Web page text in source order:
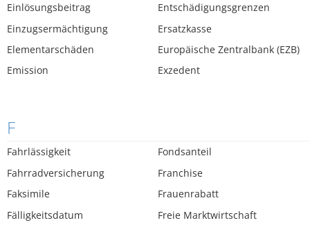
Einlösungsbeitrag
Einzugsermächtigung
Elementarschäden
Emission
Entschädigungsgrenzen
Ersatzkasse
Europäische Zentralbank (EZB)
Exzedent
F
Fahrlässigkeit
Fahrradversicherung
Faksimile
Fälligkeitsdatum
Fondsanteil
Franchise
Frauenrabatt
Freie Marktwirtschaft